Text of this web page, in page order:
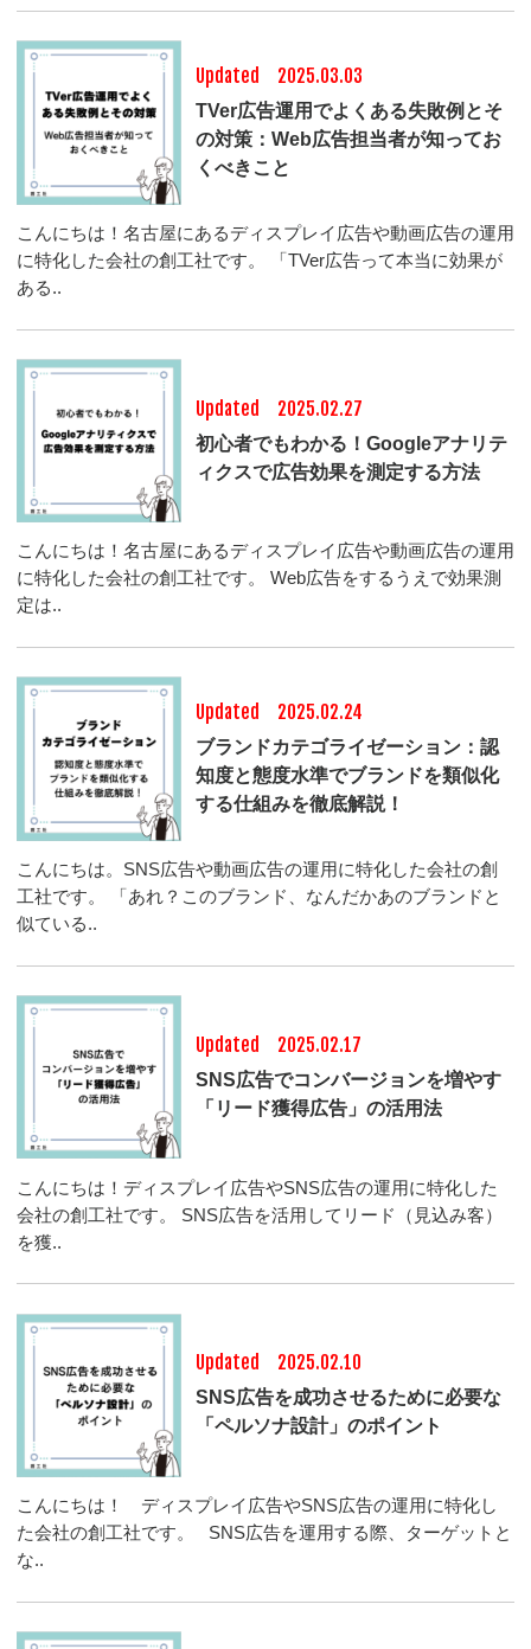
Updated 2025.03.03
TVer広告運用でよくある失敗例とそ
の対策：Web広告担当者が知ってお
くべきこと
こんにちは！名古屋にあるディスプレイ広告や動画広告の運用
に特化した会社の創工社です。 「TVer広告って本当に効果が
ある..
Updated 2025.02.27
初心者でもわかる！Googleアナリテ
ィクスで広告効果を測定する方法
こんにちは！名古屋にあるディスプレイ広告や動画広告の運用
に特化した会社の創工社です。 Web広告をするうえで効果測
定は..
Updated 2025.02.24
ブランドカテゴライゼーション：認
知度と態度水準でブランドを類似化
する仕組みを徹底解説！
こんにちは。SNS広告や動画広告の運用に特化した会社の創
工社です。 「あれ？このブランド、なんだかあのブランドと
似ている..
Updated 2025.02.17
SNS広告でコンバージョンを増やす
「リード獲得広告」の活用法
こんにちは！ディスプレイ広告やSNS広告の運用に特化した
会社の創工社です。 SNS広告を活用してリード（見込み客）
を獲..
Updated 2025.02.10
SNS広告を成功させるために必要な
「ペルソナ設計」のポイント
こんにちは！ ディスプレイ広告やSNS広告の運用に特化し
た会社の創工社です。 SNS広告を運用する際、ターゲットと
な..